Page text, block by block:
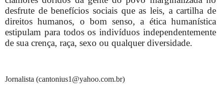
desfrute de benefícios sociais que as leis, a cartilha de
direitos humanos, o bom senso, a ética humanística
estipulam para todos os indivíduos independentemente
de sua crença, raça, sexo ou qualquer diversidade.
Jornalista (cantonius1@yahoo.com.br)